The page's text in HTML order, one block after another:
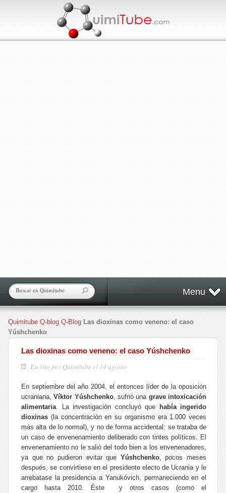
Menu
Quimitube Q-blog Q-Blog Las dioxinas como veneno: el caso
Yúshchenko
Las dioxinas como veneno: el caso Yúshchenko
Escrito por Quimitube el 14 agosto
En septiembre del año 2004, el entonces líder de la oposición
ucraniana,Víktor Yúshchenko, sufrió una grave intoxicación
alimentaria. La investigación concluyó que
había ingerido
dioxinas (la concentración en su organismo era 1.000 veces
más alta de lo normal), y no de forma accidental: se trataba de
un caso de envenenamiento deliberado con tintes políticos. El
envenenamientono le salió del todo bien a los envenenadores,
ya que no pudieron evitar que Yúshchenko, pocos meses
después, se convirtiese en el presidente electo de Ucrania y le
arrebatase la presidencia a Yanukóvich, permaneciendo en el
cargo hasta 2010. Éste y otros casos (como el